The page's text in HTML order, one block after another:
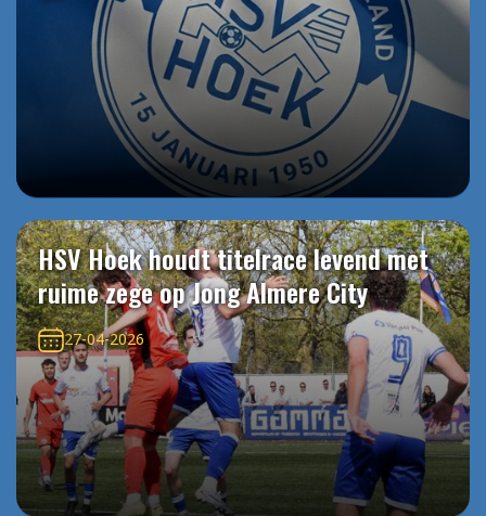
HSV Hoek houdt titelrace levend met
ruime zege op Jong Almere City
27-04-2026